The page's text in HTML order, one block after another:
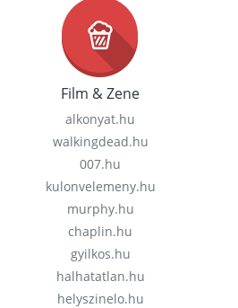
Film & Zene
alkonyat.hu
walkingdead.hu
007.hu
kulonvelemeny.hu
murphy.hu
chaplin.hu
gyilkos.hu
halhatatlan.hu
helyszinelo.hu